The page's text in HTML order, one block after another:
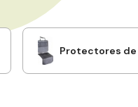
Protectores